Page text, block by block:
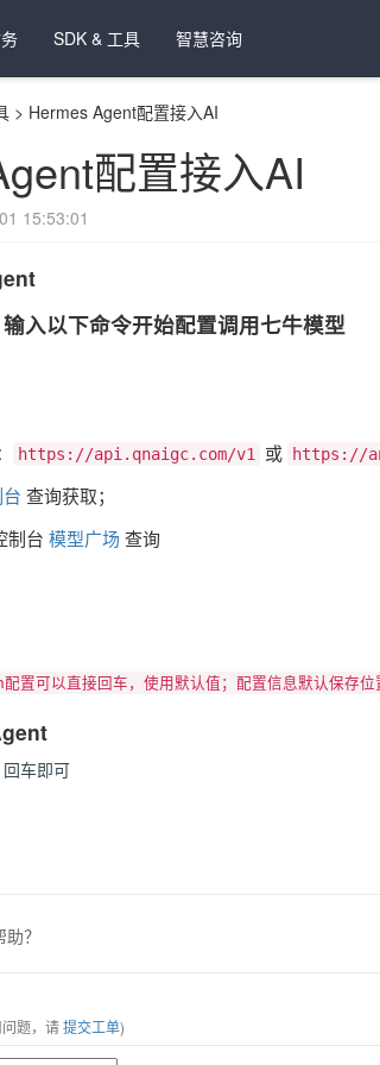
SDK & 工具 智慧咨询
> Hermes Agent配置接入AI
配置接入AI
15:53:01
入以下命令开始配置调用七牛模型
https://api.qnaigc.com/v1 或 https://
查询获取；
制台 模型广场 查询
可以直接回车，使用默认值；配置信息默认保
车即可
？
题，请提交工单)